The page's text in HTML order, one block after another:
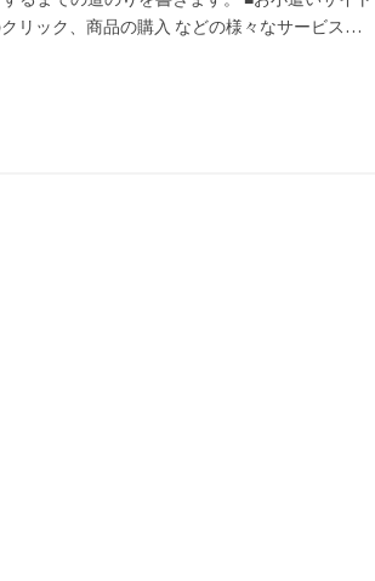
リック、商品の購入 などの様々なサービス…